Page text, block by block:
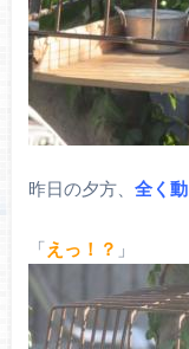
昨日の夕方、 全く
「えっ！？ 」